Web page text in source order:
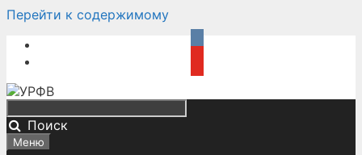
Перейти к содержимому
Поиск
Меню